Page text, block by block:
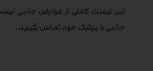
این لیست کاملی از عوارض جانبی
جانبی با پزشک خود تماس بگیرید.